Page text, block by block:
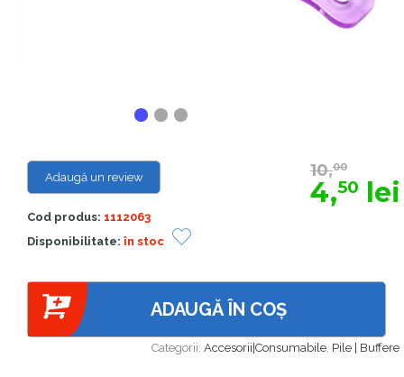
Categorii: Accesorii|Consumabile, Pile | Buffere
Adaugă un review
Cod produs: 1112063
Disponibilitate: în stoc
10,00
4,50 lei
ADAUGĂ ÎN COȘ